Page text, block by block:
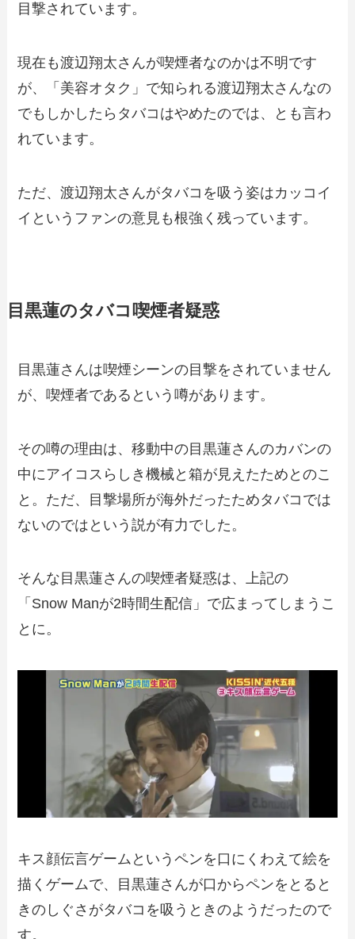
目撃されています。
現在も渡辺翔太さんが喫煙者なのかは不明です
が、「美容オタク」で知られる渡辺翔太さんなの
でもしかしたらタバコはやめたのでは、とも言わ
れています。
ただ、渡辺翔太さんがタバコを吸う姿はカッコイ
イというファンの意見も根強く残っています。
目黒蓮のタバコ喫煙者疑惑
目黒蓮さんは喫煙シーンの目撃をされていません
が、喫煙者であるという噂があります。
その噂の理由は、移動中の目黒蓮さんのカバンの
中にアイコスらしき機械と箱が見えたためとのこ
と。ただ、目撃場所が海外だったためタバコでは
ないのではという説が有力でした。
そんな目黒蓮さんの喫煙者疑惑は、上記の
「Snow Manが2時間生配信」で広まってしまうこ
とに。
キス顔伝言ゲームというペンを口にくわえて絵を
描くゲームで、目黒蓮さんが口からペンをとると
きのしぐさがタバコを吸うときのようだったので
す。